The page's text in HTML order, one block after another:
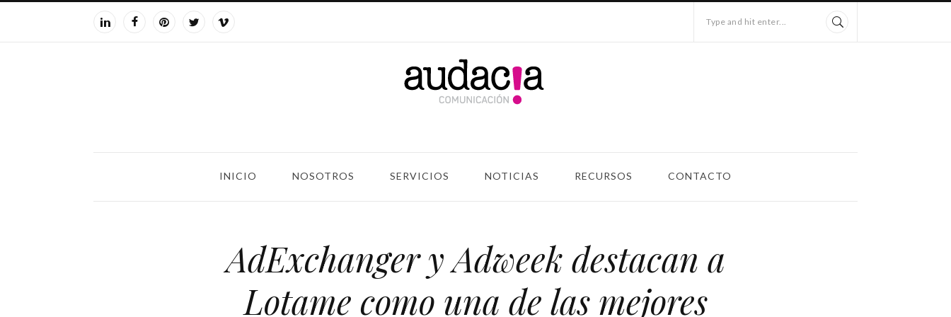
Type and hit enter...
INICIO NOSOTROS SERVICIOS NOTICIAS RECURSOS CONTACTO
AdExchanger y Adweek destacan a
Lotame como una de las mejores